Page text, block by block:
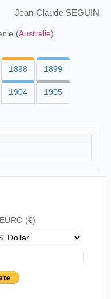
Jean-Claude SEGUIN
(Australie).
1898 1899
1904 1905
(€)